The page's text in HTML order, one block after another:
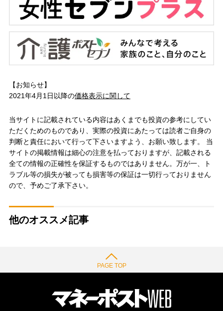
【お知らせ】
2021年4月1日以降の価格表示に関して
当サイトに記載されている内容はあくまでも投資の参考にしてい
ただくためのものであり、実際の投資にあたっては読者ご自身の
判断と責任において行って下さいますよう、お願い致します。 当
サイトの掲載情報は細心の注意を払っておりますが、記載される
全ての情報の正確性を保証するものではありません。万が一、ト
ラブル等の損失が被っても損害等の保証は一切行っておりません
ので、予めご了承下さい。
他のオススメ記事
PAGE TOP